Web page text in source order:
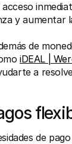
y
de
iDEAL |
a
de